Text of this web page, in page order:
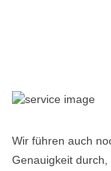
Wir führen auch
Genauigkeit